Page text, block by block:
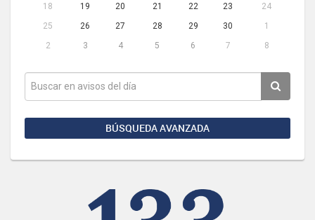
18
19 20 21 22 23
24
25
26 27 28 29 30
1
2
3 4 5 6 7 8
BÚSQUEDA AVANZADA